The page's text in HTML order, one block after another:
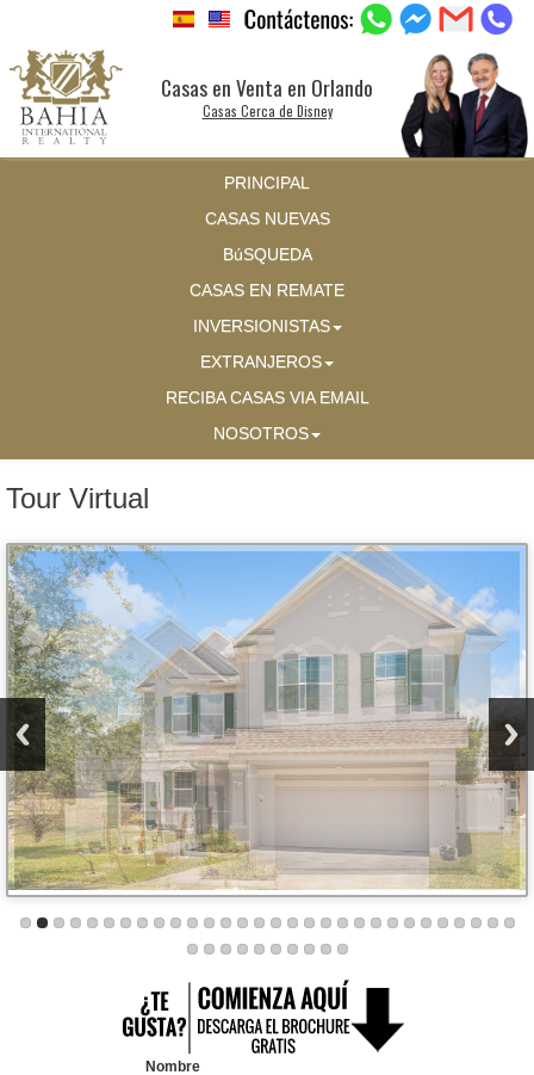
Casas en Venta en Orlando
Casas Cerca de Disney
PRINCIPAL
CASAS NUEVAS
BúSQUEDA
CASAS EN REMATE
INVERSIONISTAS
EXTRANJEROS
RECIBA CASAS VIA EMAIL
NOSOTROS
Tour Virtual
Nombre